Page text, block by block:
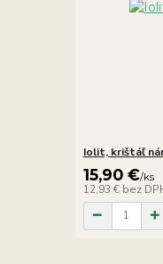
Iolit, krištáľ
15,90 €/ks
12,93 € bez